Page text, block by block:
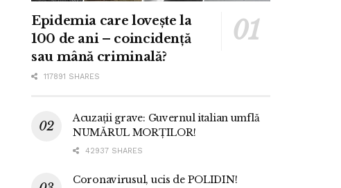
Epidemia care lovește la
100 de ani – coincidență
sau mână criminală?
117891 SHARES
Acuzații grave: Guvernul italian umflă
NUMĂRUL MORȚILOR!
42937 SHARES
Coronavirusul, ucis de POLIDIN!